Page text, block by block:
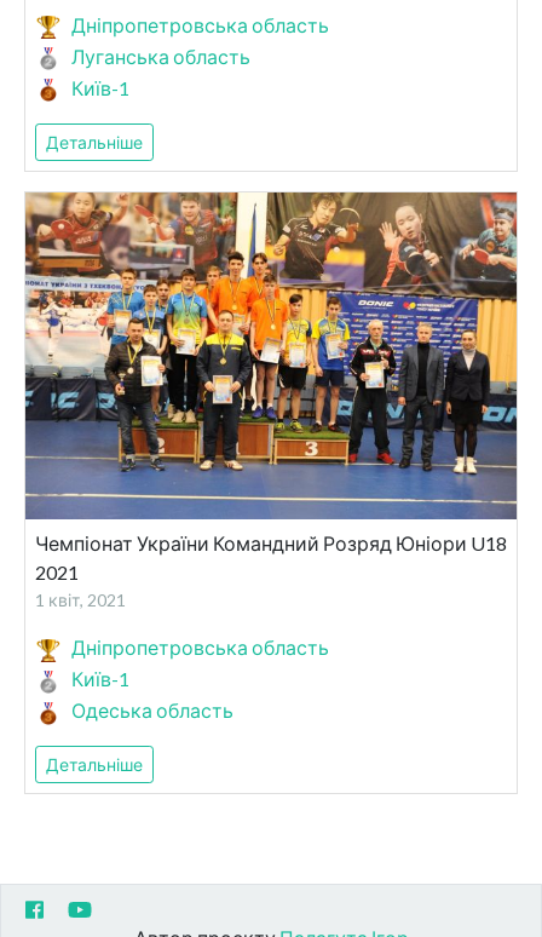
Дніпропетровська область
Луганська область
Київ-1
Детальніше
Чемпіонат України Командний Розряд Юніори U18
2021
1 квіт, 2021
Дніпропетровська область
Київ-1
Одеська область
Детальніше